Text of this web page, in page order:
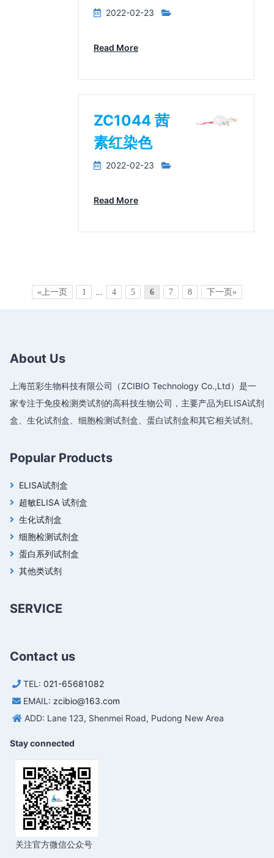
2022-02-23
Read More
ZC1044 茜
素红染色
2022-02-23
Read More
«上一页 1 ... 4 5 6 7 8 下一页»
About Us
上海茁彩生物科技有限公司（ZCIBIO Technology Co.,Ltd）是一
家专注于免疫检测类试剂的高科技生物公司，主要产品为ELISA试剂
盒、生化试剂盒、细胞检测试剂盒、蛋白试剂盒和其它相关试剂。
Popular Products
ELISA试剂盒
超敏ELISA 试剂盒
生化试剂盒
细胞检测试剂盒
蛋白系列试剂盒
其他类试剂
SERVICE
Contact us
TEL: 021-65681082
EMAIL: zcibio@163.com
ADD: Lane 123, Shenmei Road, Pudong New Area
Stay connected
关注官方微信公众号